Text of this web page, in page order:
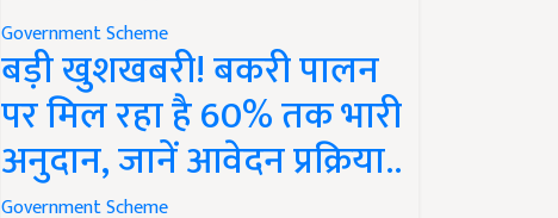
Government Scheme
बड़ी खुशखबरी! बकरी पालन
पर मिल रहा है 60% तक भारी
अनुदान, जानें आवेदन प्रक्रिया..
Government Scheme